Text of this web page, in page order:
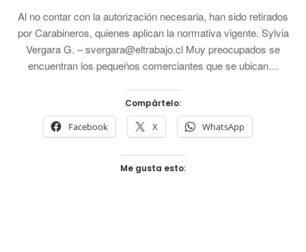
Al no contar con la autorización necesaria, han sido retirados
por Carabineros, quienes aplican la normativa vigente. Sylvia
Vergara G. – svergara@eltrabajo.cl Muy preocupados se
encuentran los pequeños comerciantes que se ubican…
Compártelo:
Facebook X WhatsApp
Me gusta esto: